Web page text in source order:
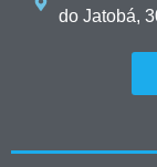
do Jatobá,